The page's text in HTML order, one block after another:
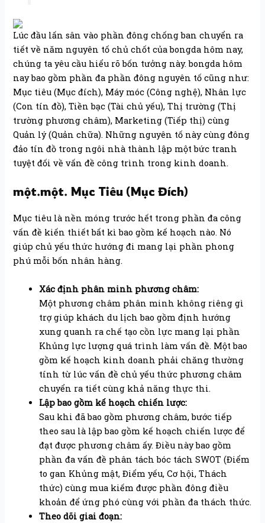
Lúc đầu lấn sân vào phần đông chống ban chuyển ra
tiết về năm nguyên tố chủ chốt của bongda hôm nay,
chúng ta yêu cầu hiểu rõ bốn tưởng này. bongda hôm
nay bao gồm phần đa phần đông nguyên tố cũng như:
Mục tiêu (Mục đích), Máy móc (Công nghệ), Nhân lực
(Con tín đồ), Tiền bạc (Tài chủ yếu), Thị trường (Thị
trường phương châm), Marketing (Tiếp thị) cùng
Quản lý (Quản chữa). Những nguyên tố này cùng đông
đảo tín đồ trong ngôi nhà thành lập một bức tranh
tuyệt đối về vấn đề công trình trong kinh doanh.
một.một. Mục Tiêu (Mục Đích)
Mục tiêu là nền móng trước hết trong phần đa công
vấn đề kiến thiết bất kì bao gồm kế hoạch nào. Nó
giúp chủ yếu thức hướng đi mang lại phần phong
phú mỗi bốn nhân hàng.
Xác định phân minh phương châm:
Một phương châm phân minh không riêng gì
trợ giúp khách du lịch bao gồm định hướng
xung quanh ra chế tạo cồn lực mang lại phần
Khủng lực lượng quá trình làm vấn đề. Một bao
gồm kế hoạch kinh doanh phải chăng thường
tính từ lúc vấn đề chủ yếu thức phương châm
chuyển ra tiết cùng khả năng thực thi.
Lập bao gồm kế hoạch chiến lược:
Sau khi đã bao gồm phương châm, bước tiếp
theo sau là lập bao gồm kế hoạch chiến lược để
đạt được phương châm ấy. Điều này bao gồm
phần đa vấn đề phân tách bóc tách SWOT (Điểm
to gan Khủng mật, Điểm yếu, Cơ hội, Thách
thức) cùng mua kiếm được phần đông điều
khoản để ứng phó cùng với phần đa thách thức.
Theo dõi giai đoạn: